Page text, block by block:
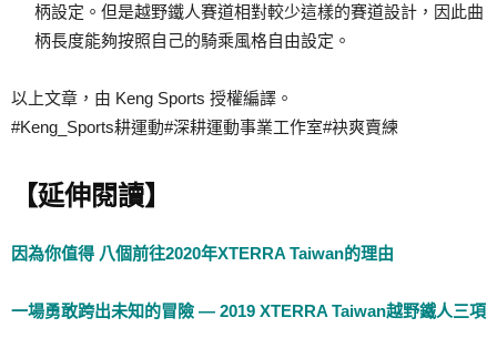
柄設定。但是越野鐵人賽道相對較少這樣的賽道設計，因此曲
柄長度能夠按照自己的騎乘風格自由設定。
以上文章，由 Keng Sports 授權編譯。
#Keng_Sports耕運動#深耕運動事業工作室#袂爽賣練
【延伸閱讀】
因為你值得 八個前往2020年XTERRA Taiwan的理由
一場勇敢跨出未知的冒險 — 2019 XTERRA Taiwan越野鐵人三項